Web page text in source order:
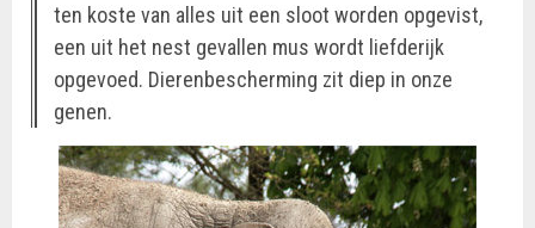
ten koste van alles uit een sloot worden opgevist,
een uit het nest gevallen mus wordt liefderijk
opgevoed. Dierenbescherming zit diep in onze
genen.